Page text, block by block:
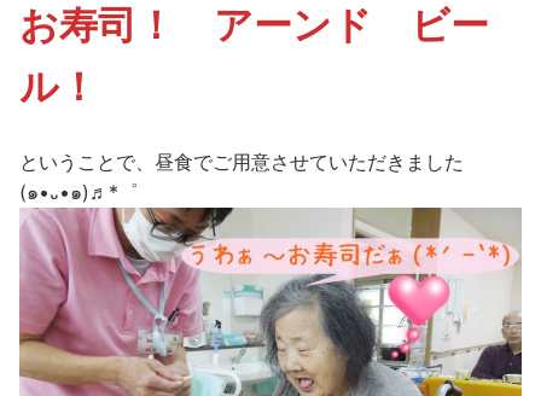
お寿司！ アーンド ビー
ル！
ということで、昼食でご用意させていただきました
(๑•᎑•๑)♬*゜